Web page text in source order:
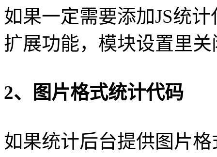
如果一定需要添加JS统
扩展功能，模块设置里
2、图片格式统计代码
如果统计后台提供图片